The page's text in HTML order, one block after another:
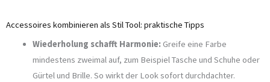
Accessoires kombinieren als Stil Tool: praktische Tipps
Wiederholung schafft Harmonie: Greife eine Farbe
mindestens zweimal auf, zum Beispiel Tasche und Schuhe oder
Gürtel und Brille. So wirkt der Look sofort durchdachter.